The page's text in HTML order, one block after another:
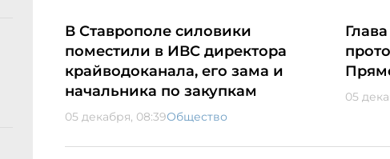
В Ставрополе силовики
поместили в ИВС директора
крайводоканала, его зама и
начальника по закупкам
05 декабря, 08:39Общество
05